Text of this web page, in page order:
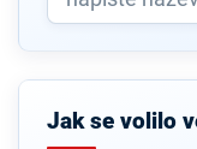
Jak se volilo